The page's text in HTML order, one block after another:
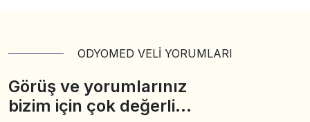
ODYOMED VELİ YORUMLARI
Görüş ve yorumlarınız
bizim için çok değerli…